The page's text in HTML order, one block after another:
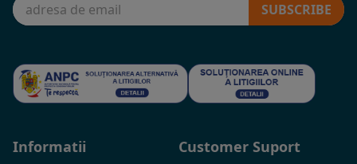
SUBSCRIBE
Informatii Customer Suport